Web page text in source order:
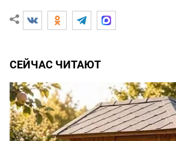
СЕЙЧАС ЧИТАЮТ